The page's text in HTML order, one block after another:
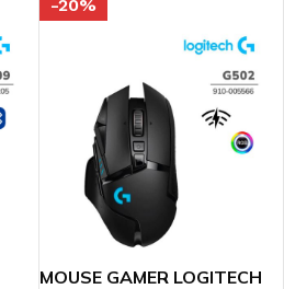
-20%
MOUSE GAMER LOGITECH